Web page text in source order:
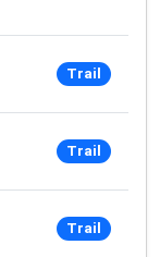
Trail
Trail
Trail